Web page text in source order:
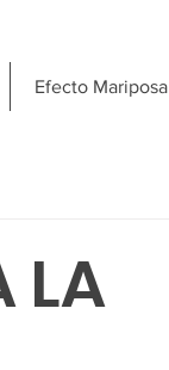
Efecto Mariposa
LA